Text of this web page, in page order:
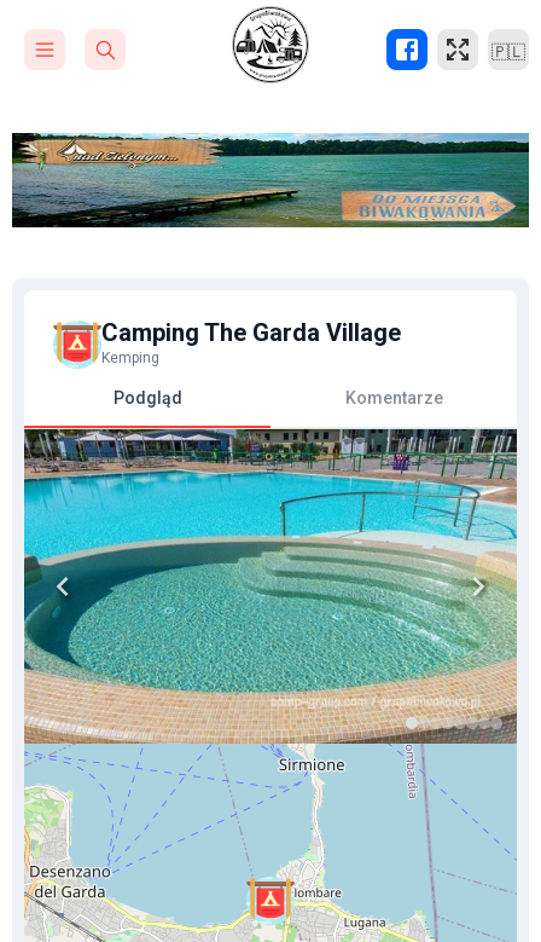
🇵🇱
Camping The Garda Village
Kemping
Podgląd Komentarze